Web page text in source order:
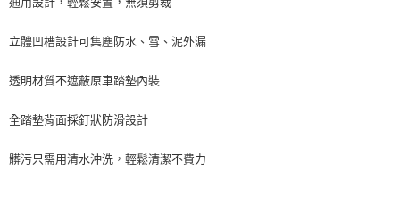
購買商品的店家。未經商家同意取消之訂單仍視為有效，需透過AFTEE先享
※ 交易是否成功請以「AFTEE先享後付 」之結帳頁面顯示為準，若有關於
客戶支援中心」https://netprotections.freshdesk.com/support/home
１．透過由恩沛科技股份有限公司提供之「AFTEE先享後付」服務完成之交
權轉讓予恩沛科技股份有限公司。
立體凹槽設計可集塵防水、雪、泥外漏
透明材質不遮蔽原車踏墊內裝
全踏墊背面採釘狀防滑設計
髒污只需用清水沖洗，輕鬆清潔不費力